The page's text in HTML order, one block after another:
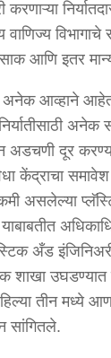
करणाऱ्या
आणि इतर
अनेक आव्हाने
अडचणी दूर
केंद्राचा
असलेल्या
अँड
शाखा
तीन मध्ये
सांगितले.